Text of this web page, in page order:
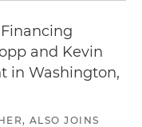
and Kevin
in Washington,
ALSO JOINS